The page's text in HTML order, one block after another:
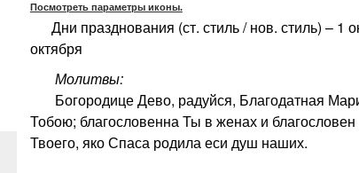
Посмотреть параметры иконы.
Дни празднования (ст. стиль / нов. стиль) – 1
октября
Молитвы:
Богородице Дево, радуйся, Благодатная
Тобою; благословенна Ты в женах и
Твоего, яко Спаса родила еси душ наших.